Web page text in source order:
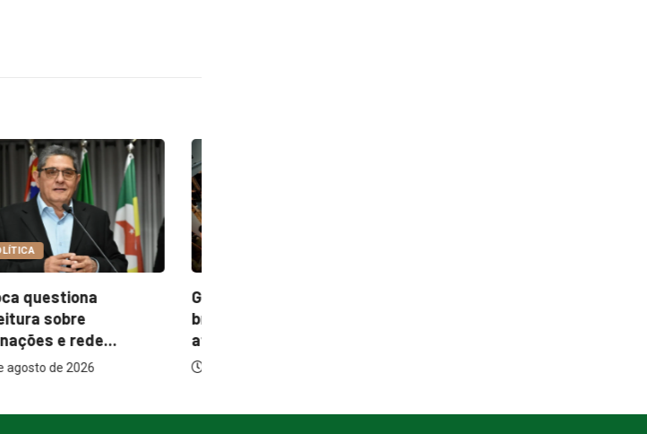
COTIDIANO
Garimpo Day reúne
brechós, gastronomia e
atrações...
7 de agosto de 2026